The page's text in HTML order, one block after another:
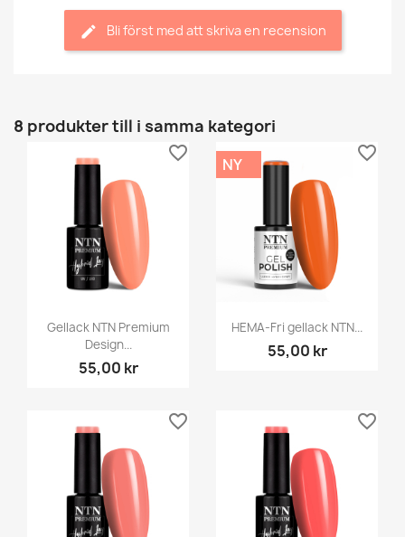
Bli först med att skriva en recension
8 produkter till i samma kategori
Gellack NTN Premium
Design...
55,00 kr
favorite_border
HEMA-Fri gellack NTN...
55,00 kr
NY
favorite_border
favorite_border favorite_border